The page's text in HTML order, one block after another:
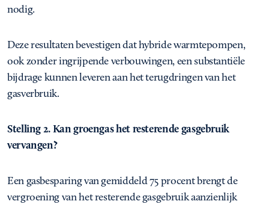
nodig.
Deze resultaten bevestigen dat hybride warmtepompen,
ook zonder ingrijpende verbouwingen, een substantiële
bijdrage kunnen leveren aan het terugdringen van het
gasverbruik.
Stelling 2. Kan groengas het resterende gasgebruik
vervangen?
Een gasbesparing van gemiddeld 75 procent brengt de
vergroening van het resterende gasgebruik aanzienlijk